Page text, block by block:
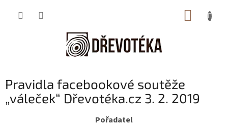
Pravidla facebookové soutěže
„váleček“ Dřevotéka.cz 3. 2. 2019
Pořadatel